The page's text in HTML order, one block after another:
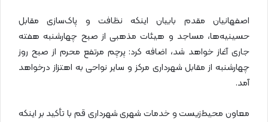
اصفهانیان مقدم بابیان اینکه نظافت و پاک‌سازی مقابل
حسینیه‌ها، مساجد و هیئات مذهبی از صبح چهارشنبه هفته
جاری آغاز خواهد شد، اضافه کرد: پرچم مرتفع محرم از صبح روز
چهارشنبه از مقابل شهرداری مرکز و سایر نواحی به اهتزاز درخواهد
آمد.
معاون محیط‌زیست و خدمات شهری شهرداری قم با تأکید بر اینکه